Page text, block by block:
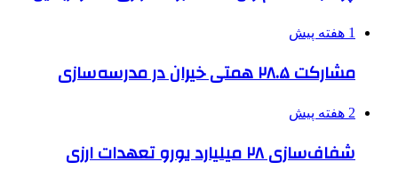
1 هفته پیش
مشارکت ۲۸.۵ همتی خیران در مدرسه‌سازی
2 هفته پیش
شفاف‌سازی ۲۸ میلیارد یورو تعهدات ارزی